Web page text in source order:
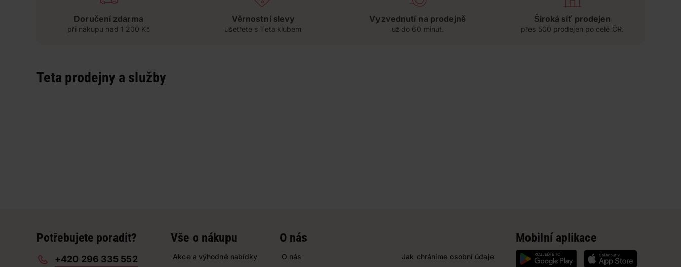
Doručení zdarma
při nákupu nad 1 200 Kč
Věrnostní slevy
ušetřete s Teta klubem
Vyzvednutí na prodejně
už do 60 minut.
Široká síť prodejen
přes 500 prodejen po celé ČR.
Teta prodejny a služby
Potřebujete poradit?
+420 296 335 552
Vše o nákupu
Akce a výhodné nabídky
O nás
O nás Jak chráníme osobní údaje
Mobilní aplikace